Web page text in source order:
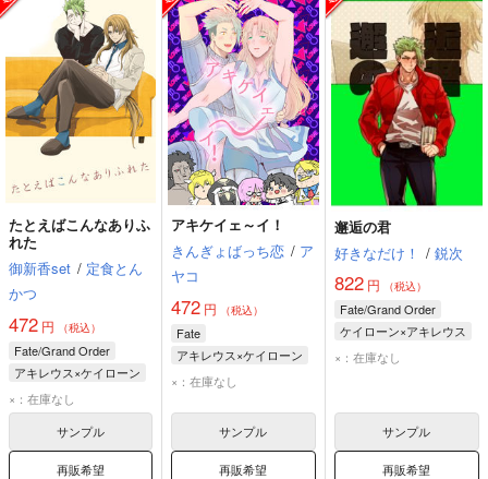
たとえばこんなありふ
れた
御新香set / 定食とん
かつ
472 円 （税込）
Fate/Grand Order
アキレウス×ケイローン
アキレウス
ケイローン
×：在庫なし
サンプル
再販希望
アキケイェ～イ！
きんぎょばっち恋 / ア
ヤコ
472 円 （税込）
Fate
アキレウス×ケイローン
アキレウス
×：在庫なし
サンプル
再販希望
邂逅の君
好きなだけ！ / 鋭次
822円 （税込）
Fate/Grand Order
ケイローン×アキレウス
ケイローン
×：在庫なし
サンプル
再販希望